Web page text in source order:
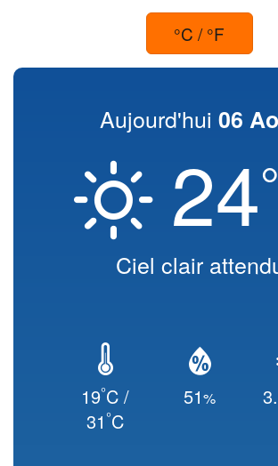
°C / °F
Aujourd'hui 06
24°
Ciel clair
19°C /
31°C
51%